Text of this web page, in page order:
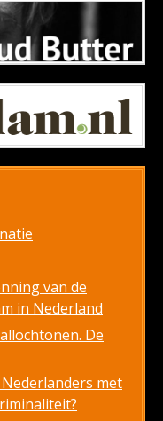
van de
in Nederland
De
met